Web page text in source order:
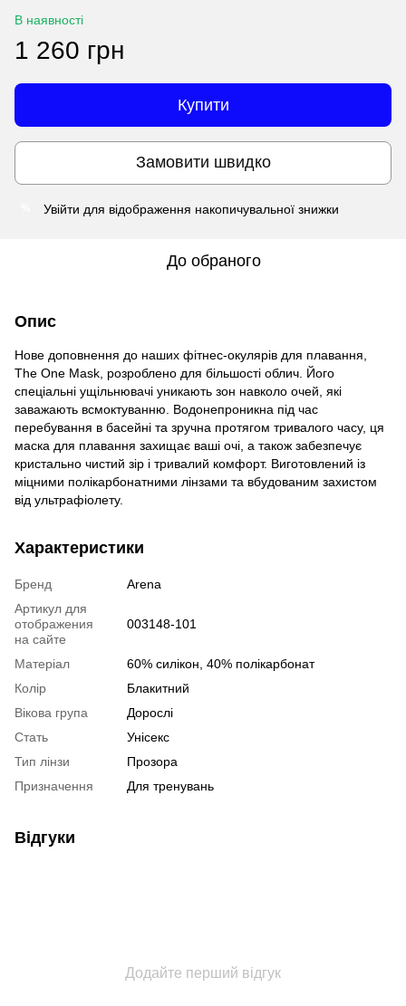
В наявності
1 260 грн
Купити
Замовити швидко
Увійти для відображення накопичувальної знижки
До обраного
Опис
Нове доповнення до наших фітнес-окулярів для плавання,
The One Mask, розроблено для більшості облич. Його
спеціальні ущільнювачі уникають зон навколо очей, які
заважають всмоктуванню. Водонепроникна під час
перебування в басейні та зручна протягом тривалого часу, ця
маска для плавання захищає ваші очі, а також забезпечує
кристально чистий зір і тривалий комфорт. Виготовлений із
міцними полікарбонатними лінзами та вбудованим захистом
від ультрафіолету.
Характеристики
Бренд
Arena
Артикул для
отображения
на сайте
003148-101
Матеріал
60% силікон, 40% полікарбонат
Колір
Блакитний
Вікова група
Дорослі
Стать
Унісекс
Тип лінзи
Прозора
Призначення
Для тренувань
Відгуки
Додайте перший відгук